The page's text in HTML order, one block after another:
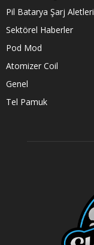
Pil Batarya Şarj Aletleri
Sektörel Haberler
Pod Mod
Atomizer Coil
Genel
Tel Pamuk